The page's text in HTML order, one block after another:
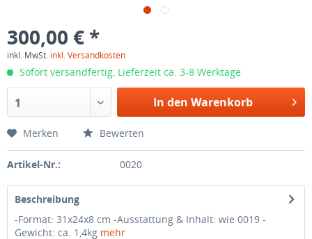
300,00 € *
inkl. MwSt. inkl. Versandkosten
Sofort versandfertig, Lieferzeit ca. 3-8 Werktage
1 In den Warenkorb
Merken Bewerten
Artikel-Nr.: 0020
Beschreibung
-Format: 31x24x8 cm -Ausstattung & Inhalt: wie 0019 -
Gewicht: ca. 1,4kg mehr